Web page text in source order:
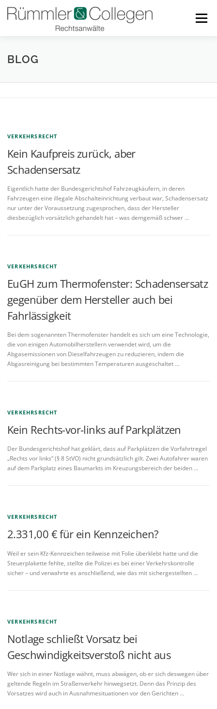
Inhalt
Menü
RECHTSGEBIETE
BLOG
B
l
o
g
VERKEHRSRECHT
Kein Kaufpreis zurück, aber
Schadensersatz
Eigentlich hatte der Bundesgerichtshof Fahrzeugkäufern, in deren
Fahrzeugen eine illegale Abschalteinrichtung verbaut war, Schadensersatz
nur unter der Voraussetzung zugesprochen, dass der Hersteller
diesbezüglich vorsätzlich gehandelt hat – was demgemäß schwer …
VERKEHRSRECHT
EuGH zum Thermofenster: Schadensersatz
gegenüber dem Hersteller auch bei
Fahrlässigkeit
Bei dem sogenannten Thermofenster handelt es sich um eine Technologie,
die von einigen Automobilherstellern verwendet wird, um die
Abgasemissionen von Dieselfahrzeugen zu reduzieren, indem die
Abgasreinigung bei bestimmten Temperaturen ausgeschaltet …
VERKEHRSRECHT
Kein Rechts-vor-links auf Parkplätzen
Der Bundesgerichtshof hat geklärt, dass auf Parkplätzen die Vorfahrtregel
„Rechts vor links“ (§ 8 StVO) nicht grundsätzlich gilt. Zwei Autofahrer waren
auf dem Parkplatz eines Baumarkts im Kreuzungsbereich der beiden …
VERKEHRSRECHT
2.331,00 € für ein Kennzeichen?
Weil er sein Kfz-Kennzeichen teilweise mit Folie überklebt hatte und die
Steuerplakette fehlte, stellte die Polizei es bei einer Verkehrskontrolle
sicher – und verwahrte es anschließend, wie das mit sichergestellten …
VERKEHRSRECHT
Notlage schließt Vorsatz bei
Geschwindigkeitsverstoß nicht aus
Wer sich in einer Notlage wähnt, muss abwägen, ob er sich deswegen über
geltende Regeln im Straßenverkehr hinwegsetzt. Denn das Prinzip des
Vorsatzes wird auch in Ausnahmesituationen vor den Gerichten …